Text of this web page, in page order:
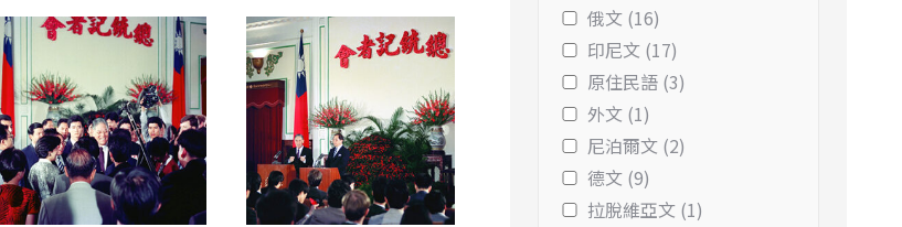
俄文 (16)
印尼文 (17)
原住民語 (3)
外文 (1)
尼泊爾文 (2)
德文 (9)
拉脫維亞文 (1)